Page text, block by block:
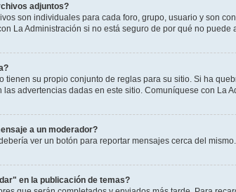
adjuntos?
son individuales para cada foro, grupo, usuario y son
La Administración si no está seguro de por qué no puede
tienen su propio conjunto de reglas para su sitio. Si ha
advertencias dadas en este sitio. Comuníquese con La
a un moderador?
ver un botón para reportar mensajes cerca del
en la publicación de temas?